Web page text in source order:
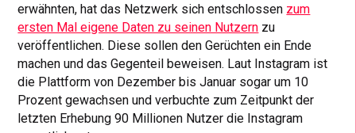
erwähnten, hat das Netzwerk sich entschlossen zum
ersten Mal eigene Daten zu seinen Nutzern zu
veröffentlichen. Diese sollen den Gerüchten ein Ende
machen und das Gegenteil beweisen. Laut Instagram ist
die Plattform von Dezember bis Januar sogar um 10
Prozent gewachsen und verbuchte zum Zeitpunkt der
letzten Erhebung 90 Millionen Nutzer die Instagram